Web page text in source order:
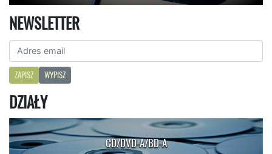
NEWSLETTER
ZAPISZ WYPISZ
DZIAŁY
CD/DVD-A/BD-A